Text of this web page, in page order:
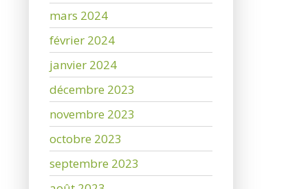
mars 2024
février 2024
janvier 2024
décembre 2023
novembre 2023
octobre 2023
septembre 2023